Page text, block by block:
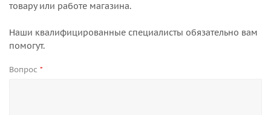
товару или работе магазина.
Наши квалифицированные специалисты обязательно вам
помогут.
Вопрос *